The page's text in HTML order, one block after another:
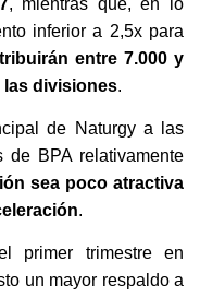
, mientras que, en lo
inferior a 2,5x para
entre 7.000 y
las divisiones.
de Naturgy a las
de BPA relativamente
sea poco atractiva
.
primer trimestre en
un mayor respaldo a